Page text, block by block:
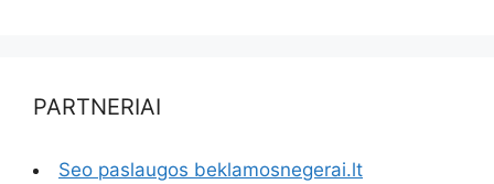
PARTNERIAI
Seo paslaugos beklamosnegerai.lt